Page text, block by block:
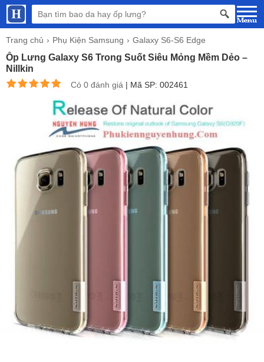
Trang chủ Phụ Kiện Samsung Galaxy S6-S6 Edge
Ốp Lưng Galaxy S6 Trong Suốt Siêu Mỏng Mềm Dẻo –
Nillkin
Có 0 đánh giá | Mã SP: 002461